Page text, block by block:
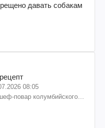
давать собакам
08:05
повар колумбийского